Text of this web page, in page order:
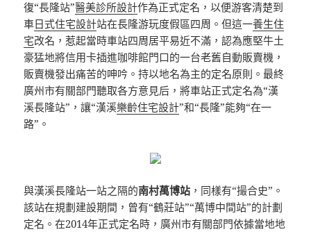
復“長隆站”醫美診所設計作為正式定名，以便游客清楚到
車日式住宅設計站在長隆游玩度假區四周。但這一養生住
宅改名，惹起當時車站四周居平易近不滿，認為應堅牛土
豪猛地將信用卡插進咖啡館門口的一台老舊自動販賣機，
販賣機發出痛苦的呻吟。持以地名為主的定名原則。最終
廣州市有關部門聽取各方意見后，將車站正式定名為“漢
溪長隆站”，讓“漢溪樂齡住宅設計”和“長隆”能夠“在一
路”。
與漢溪長隆站一站之隔的南村萬博站 ，同樣有“撮合史”。
該站在規劃建設期間，曾有“鶴莊站”“萬博中間站”的計劃
定名。在2014年正式定名時，廣州市有關部門依據當地地